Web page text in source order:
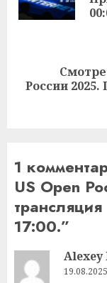
Следующая
России
1
US Open
17:00.”